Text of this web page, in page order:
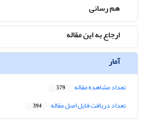
هم رسانی
ارجاع به این مقاله
آمار
تعداد مشاهده مقاله 579
تعداد دریافت فایل اصل مقاله 394